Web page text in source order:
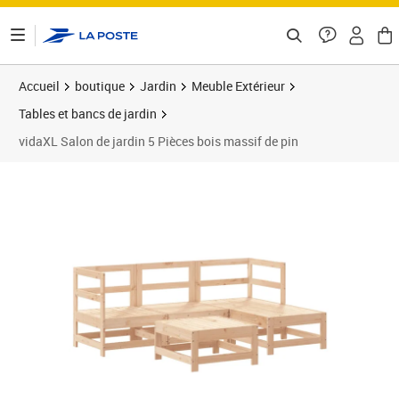
Accueil boutique Jardin
Meuble Extérieur
Tables et bancs de jardin
vidaXL Salon de jardin 5 Pièces bois massif de pin